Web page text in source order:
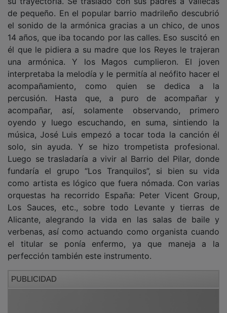
de pequeño. En el popular barrio madrileño descubrió
el sonido de la armónica gracias a un chico, de unos
14 años, que iba tocando por las calles. Eso suscitó en
él que le pidiera a su madre que los Reyes le trajeran
una armónica. Y los Magos cumplieron. El joven
interpretaba la melodía y le permitía al neófito hacer el
acompañamiento, como quien se dedica a la
percusión. Hasta que, a puro de acompañar y
acompañar, así, solamente observando, primero
oyendo y luego escuchando, en suma, sintiendo la
música, José Luis empezó a tocar toda la canción él
solo, sin ayuda. Y se hizo trompetista profesional.
Luego se trasladaría a vivir al Barrio del Pilar, donde
fundaría el grupo “Los Tranquilos”, si bien su vida
como artista es lógico que fuera nómada. Con varias
orquestas ha recorrido España: Peter Vicent Group,
Los Sauces, etc., sobre todo Levante y tierras de
Alicante, alegrando la vida en las salas de baile y
verbenas, así como actuando como organista cuando
el titular se ponía enfermo, ya que maneja a la
perfección también este instrumento.